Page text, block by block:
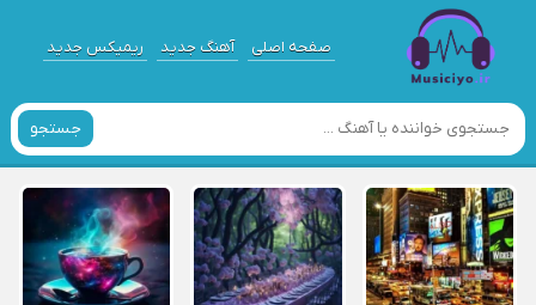
صفحه اصلی آهنگ جدید ریمیکس جدید
جستجو